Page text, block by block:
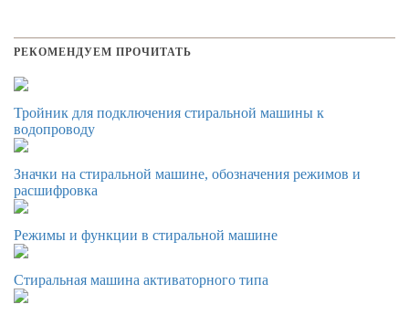
РЕКОМЕНДУЕМ ПРОЧИТАТЬ
Тройник для подключения стиральной машины к
водопроводу
Значки на стиральной машине, обозначения режимов и
расшифровка
Режимы и функции в стиральной машине
Стиральная машина активаторного типа